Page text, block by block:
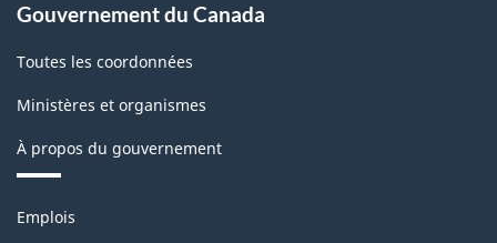
Gouvernement du Canada
Toutes les coordonnées
Ministères et organismes
À propos du gouvernement
Thèmes
Emplois